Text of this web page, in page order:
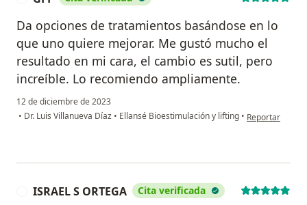
Da opciones de tratamientos basándose en lo
que uno quiere mejorar. Me gustó mucho el
resultado en mi cara, el cambio es sutil, pero
increíble. Lo recomiendo ampliamente.
12 de diciembre de 2023
• Dr. Luis Villanueva Díaz • Ellansé Bioestimulación y lifting • en opinión del
Reportar
ISRAEL S ORTEGA Cita verificada